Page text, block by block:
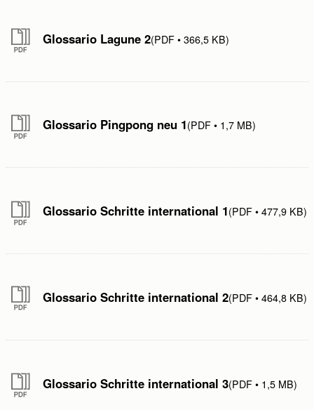
Glossario Lagune 2 PDF 366,5 KB
Glossario Pingpong neu 1 PDF 1,7 MB
Glossario Schritte international 1 PDF 477,9 KB
Glossario Schritte international 2 PDF 464,8 KB
Glossario Schritte international 3 PDF 1,5 MB
Invia Abbrechen